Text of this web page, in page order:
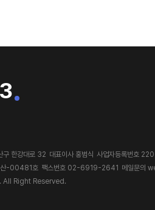
구 한강대로 32 대표이사 홍범식 사업자등록번호
산-00481호 팩스번호 02-6919-2641 메일문의
Right Reserved.